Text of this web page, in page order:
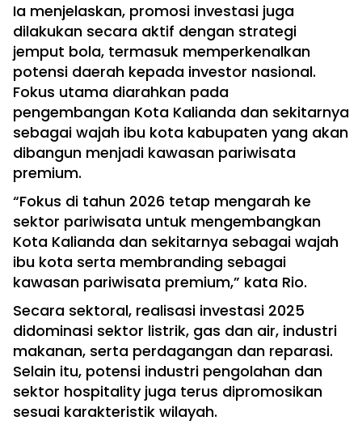
Ia menjelaskan, promosi investasi juga
dilakukan secara aktif dengan strategi
jemput bola, termasuk memperkenalkan
potensi daerah kepada investor nasional.
Fokus utama diarahkan pada
pengembangan Kota Kalianda dan sekitarnya
sebagai wajah ibu kota kabupaten yang akan
dibangun menjadi kawasan pariwisata
premium.
“Fokus di tahun 2026 tetap mengarah ke
sektor pariwisata untuk mengembangkan
Kota Kalianda dan sekitarnya sebagai wajah
ibu kota serta membranding sebagai
kawasan pariwisata premium,” kata Rio.
Secara sektoral, realisasi investasi 2025
didominasi sektor listrik, gas dan air, industri
makanan, serta perdagangan dan reparasi.
Selain itu, potensi industri pengolahan dan
sektor hospitality juga terus dipromosikan
sesuai karakteristik wilayah.